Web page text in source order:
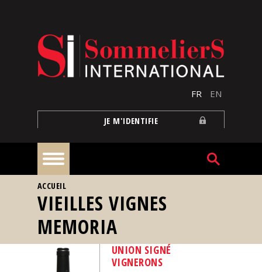
FR EN
JE M'IDENTIFIE
À
une
Reportages
VOUS ÊTES ICI
ACCUEIL
VIEILLES VIGNES
MEMORIA
UNION SIGNÉ
VIGNERONS